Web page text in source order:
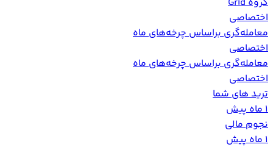
اختصاصی
معامله‌گری براساس چرخه‌های ماه
اختصاصی
معامله‌گری براساس چرخه‌های ماه
اختصاصی
ترید های شما
1 ماه پیش
نجوم مالی
1 ماه پیش